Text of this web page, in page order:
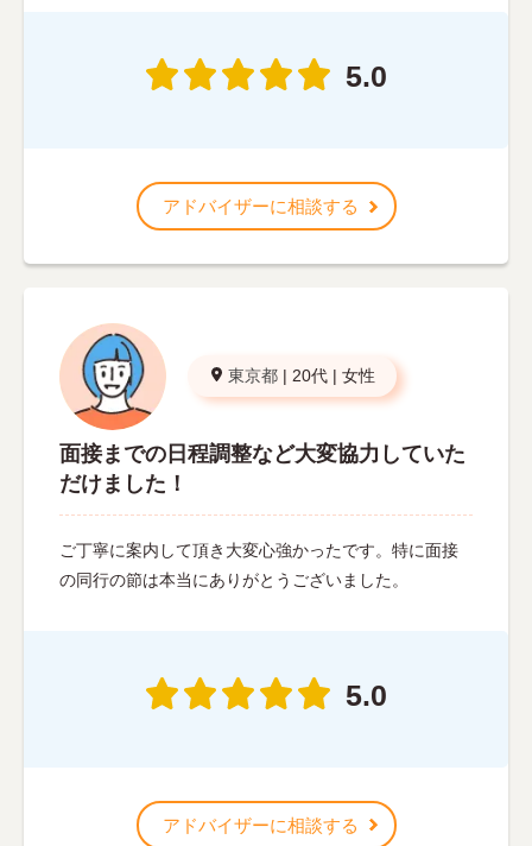
5.0
アドバイザーに相談する
東京都 | 20代 | 女性
面接までの日程調整など大変協力していた
だけました！
ご丁寧に案内して頂き大変心強かったです。特に面接
の同行の節は本当にありがとうございました。
5.0
アドバイザーに相談する